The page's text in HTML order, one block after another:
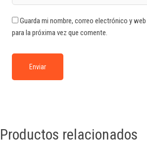
Guarda mi nombre, correo electrónico y
para la próxima vez que comente.
Productos relacionados